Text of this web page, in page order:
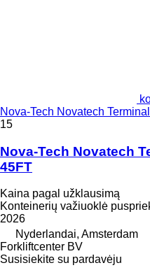
Nova-Tech Novatech
15
Nova-Tech Novatech
45FT
Kaina pagal užklausimą
Konteinerių važiuoklė
2026
Nyderlandai, Amsterdam
Forkliftcenter BV
Susisiekite su pardavėju